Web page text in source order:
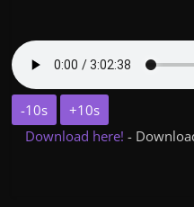
-10s
+10s
Download here!-